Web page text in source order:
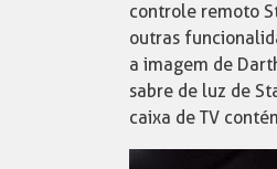
controle remoto
outras
a imagem de
sabre de luz de
caixa de TV